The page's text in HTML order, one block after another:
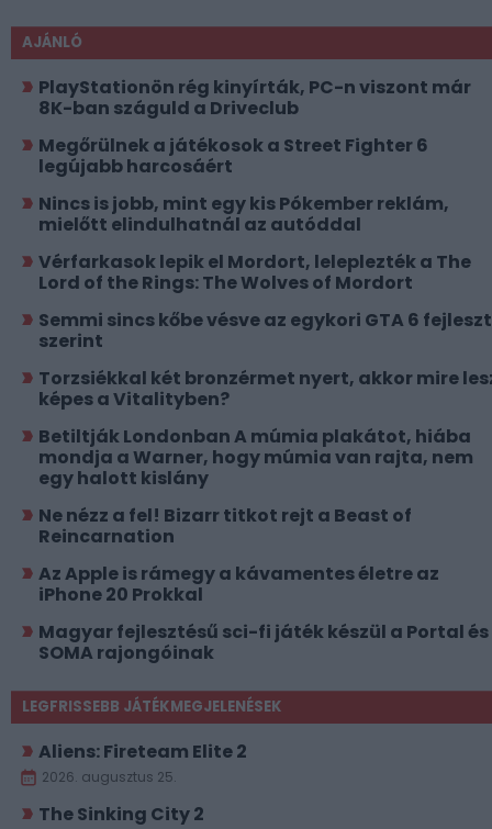
AJÁNLÓ
PlayStationön rég kinyírták, PC-n viszont már
8K-ban száguld a Driveclub
Megőrülnek a játékosok a Street Fighter 6
legújabb harcosáért
Nincs is jobb, mint egy kis Pókember reklám,
mielőtt elindulhatnál az autóddal
Vérfarkasok lepik el Mordort, leleplezték a The
Lord of the Rings: The Wolves of Mordort
Semmi sincs kőbe vésve az egykori GTA 6
szerint
Torzsiékkal két bronzérmet nyert, akkor mire
képes a Vitalityben?
Betiltják Londonban A múmia plakátot, hiába
mondja a Warner, hogy múmia van rajta, nem
egy halott kislány
Ne nézz a fel! Bizarr titkot rejt a Beast of
Reincarnation
Az Apple is rámegy a kávamentes életre az
iPhone 20 Prokkal
Magyar fejlesztésű sci-fi játék készül a Portal és
SOMA rajongóinak
LEGFRISSEBB JÁTÉKMEGJELENÉSEK
Aliens: Fireteam Elite 2
2026. augusztus 25.
The Sinking City 2